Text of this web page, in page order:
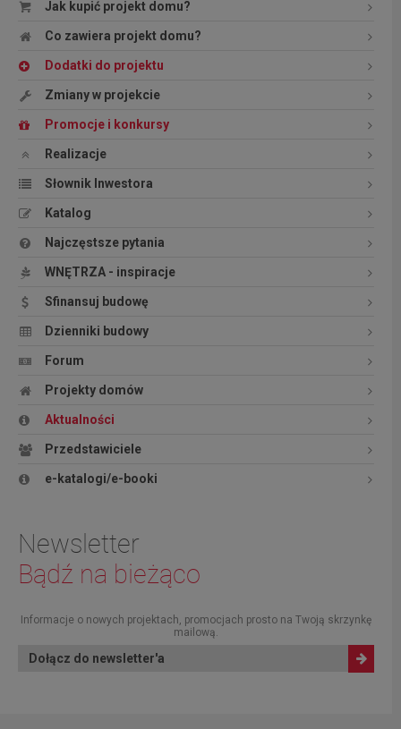
Jak kupić projekt domu?
Co zawiera projekt domu?
Dodatki do projektu
Zmiany w projekcie
Promocje i konkursy
Realizacje
Słownik Inwestora
Katalog
Najczęstsze pytania
WNĘTRZA - inspiracje
Sfinansuj budowę
Dzienniki budowy
Forum
Projekty domów
Aktualności
Przedstawiciele
e-katalogi/e-booki
Newsletter
Bądź na bieżąco
Informacje o nowych projektach, promocjach prosto na Twoją skrzynkę
mailową.
Dołącz do newsletter'a